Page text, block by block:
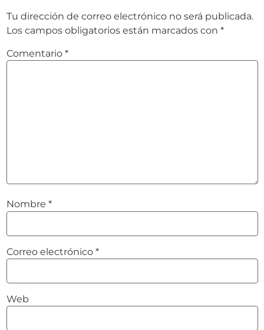
Tu dirección de correo electrónico no será publicada.
Los campos obligatorios están marcados con *
Comentario *
Nombre *
Correo electrónico *
Web